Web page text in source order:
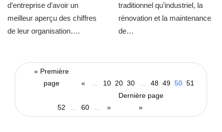
d’entreprise d’avoir un
meilleur aperçu des chiffres
de leur organisation….
traditionnel qu’industriel, la
rénovation et la maintenance
de…
« Première
page
« 10 20 30 48 49 50 51
52 60 »
Dernière page
»